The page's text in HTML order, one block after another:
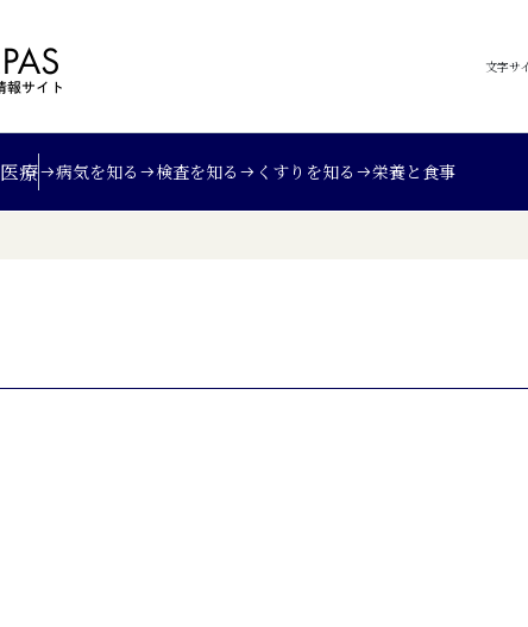
文字サ
医療 病気を知る 検査を知る くすりを知る 栄養と食事